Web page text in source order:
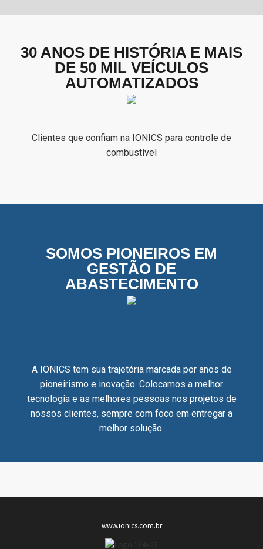
30 ANOS DE HISTÓRIA E MAIS
DE 50 MIL VEÍCULOS
AUTOMATIZADOS
Clientes que confiam na IONICS para controle de
combustível
SOMOS PIONEIROS EM
GESTÃO DE
ABASTECIMENTO
A IONICS tem sua trajetória marcada por anos de
pioneirismo e inovação. Colocamos a melhor
tecnologia e as melhores pessoas nos projetos de
nossos clientes, sempre com foco em entregar a
melhor solução.
www.ionics.com.br